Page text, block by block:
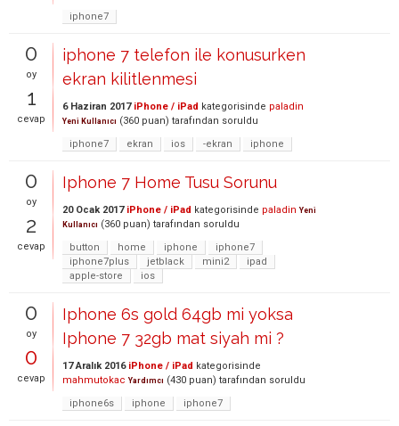
iphone7
0
oy
1
cevap
iphone 7 telefon ile konusurken
ekran kilitlenmesi
6 Haziran 2017 iPhone / iPad kategorisinde paladin
Yeni Kullanıcı (360 puan) tarafından soruldu
iphone7
ekran ios -ekran iphone
0
oy
2
cevap
Iphone 7 Home Tusu Sorunu
20 Ocak 2017 iPhone / iPad kategorisinde paladin Yeni
Kullanıcı (360 puan) tarafından soruldu
button
home iphone
iphone7
iphone7plus
jetblack mini2
ipad
apple-store
ios
0
oy
0
cevap
Iphone 6s gold 64gb mi yoksa
Iphone 7 32gb mat siyah mi ?
17 Aralık 2016 iPhone / iPad kategorisinde
mahmutokac Yardımcı (430 puan) tarafından soruldu
iphone6s
iphone iphone7